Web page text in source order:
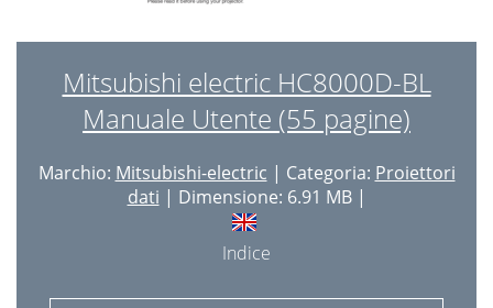
Mitsubishi electric HC8000D-BL
Manuale Utente (55 pagine)
Marchio: Mitsubishi-electric | Categoria: Proiettori
dati | Dimensione: 6.91 MB |
Indice